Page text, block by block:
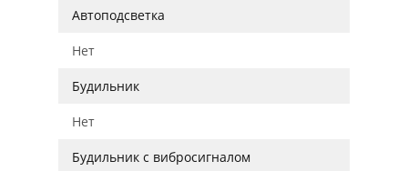
Автоподсветка
Нет
Будильник
Нет
Будильник с вибросигналом